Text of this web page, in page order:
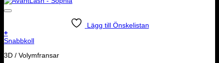
Lägg till Önskelistan
+
Snabbkoll
3D / Volymfransar